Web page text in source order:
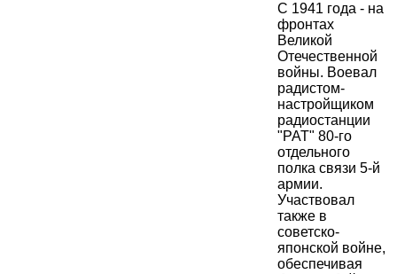
С 1941 года - на
фронтах
Великой
Отечественной
войны. Воевал
радистом-
настройщиком
радиостанции
"РАТ" 80-го
отдельного
полка связи 5-й
армии.
Участвовал
также в
советско-
японской войне,
обеспечивая